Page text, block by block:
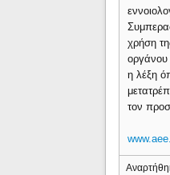
χρήση
οργάνου
η λέξη
τον